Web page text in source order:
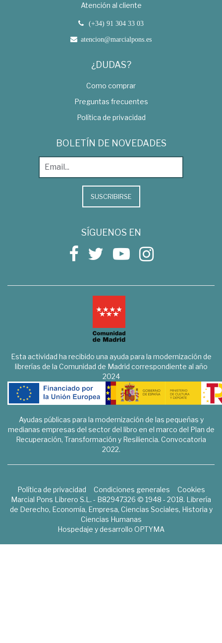
Atención al cliente
(+34) 91 304 33 03
atencion@marcialpons.es
¿DUDAS?
Como comprar
Preguntas frecuentes
Política de privacidad
BOLETÍN DE NOVEDADES
SUSCRIBIRSE
SÍGUENOS EN
Esta actividad ha recibido una ayuda para la modernización de
librerías de la Comunidad de Madrid correspondiente al año
2024
Ayudas públicas para la modernización de las pequeñas y
medianas empresas del sector del libro en el marco del Plan de
Recuperación, Transformación y Resiliencia. Convocatoria
2022.
Política de privacidad Condiciones generales
Cookies
Marcial Pons Librero S.L. - B82947326 © 1948 - 2018. Librería
de Derecho, Economía, Empresa, Ciencias Sociales, Historia y
Ciencias Humanas
Hospedaje y desarrollo OPTYMA